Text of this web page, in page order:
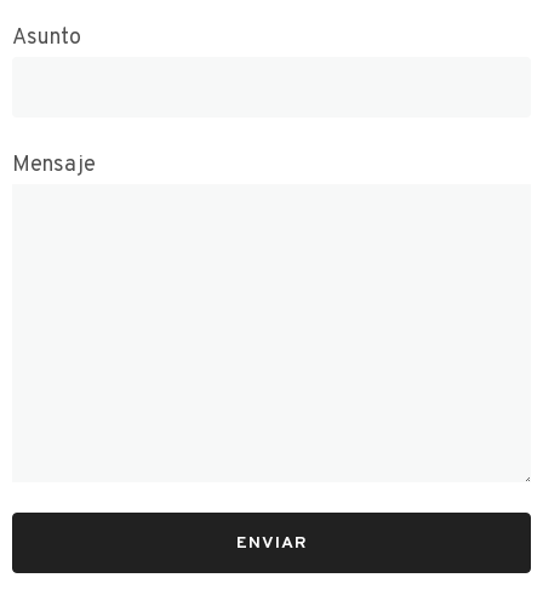
Asunto
Mensaje